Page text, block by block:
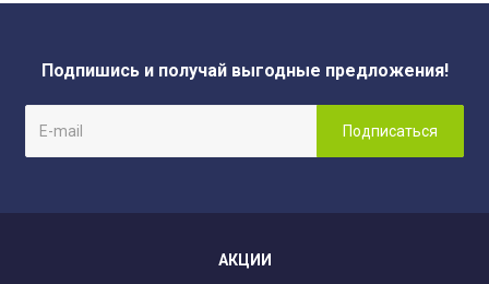
Подпишись и получай выгодные предложения!
АКЦИИ